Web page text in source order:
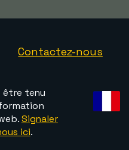
Contactez-nous
être tenu
Signaler
ici.